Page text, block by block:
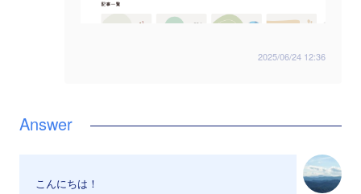
2025/06/24 12:36
こんにちは！